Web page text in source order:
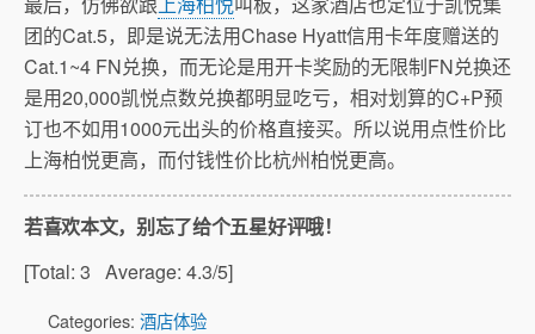
团的Cat.5，即是说无法用Chase Hyatt信用卡年度赠送的
Cat.1~4 FN兑换，而无论是用开卡奖励的无限制FN兑换还
是用20,000凯悦点数兑换都明显吃亏，相对划算的C+P预
订也不如用1000元出头的价格直接买。所以说用点性价比
上海柏悦更高，而付钱性价比杭州柏悦更高。
若喜欢本文，别忘了给个五星好评哦！
[Total: 3 Average: 4.3/5]
Categories: 酒店体验